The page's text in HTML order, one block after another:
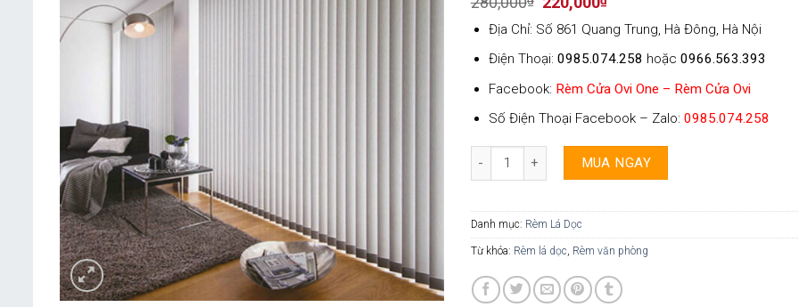
price
was:
280,000₫.
is:
220,000₫.
Địa Chỉ: Số 861 Quang Trung, Hà Đông, Hà Nội
Điện Thoại: 0985.074.258 hoặc 0966.563.393
Facebook: Rèm Cửa Ovi One – Rèm Cửa Ovi
Số Điện Thoại Facebook – Zalo: 0985.074.258
Rèm Lá Dọc Ovi One - 12 số lượng
MUA NGAY
Danh mục: Rèm Lá Dọc
Từ khóa: Rèm lá dọc, Rèm văn phòng